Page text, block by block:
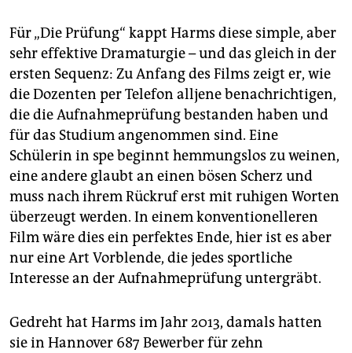
Für „Die Prüfung“ kappt Harms diese simple, aber
sehr effektive Dramaturgie – und das gleich in der
ersten Sequenz: Zu Anfang des Films zeigt er, wie
die Dozenten per Telefon alljene benachrichtigen,
die die Aufnahmeprüfung bestanden haben und
für das Studium angenommen sind. Eine
Schülerin in spe beginnt hemmungslos zu weinen,
eine andere glaubt an einen bösen Scherz und
muss nach ihrem Rückruf erst mit ruhigen Worten
überzeugt werden. In einem konventionelleren
Film wäre dies ein perfektes Ende, hier ist es aber
nur eine Art Vorblende, die jedes sportliche
Interesse an der Aufnahmeprüfung untergräbt.
Gedreht hat Harms im Jahr 2013, damals hatten
sie in Hannover 687 Bewerber für zehn